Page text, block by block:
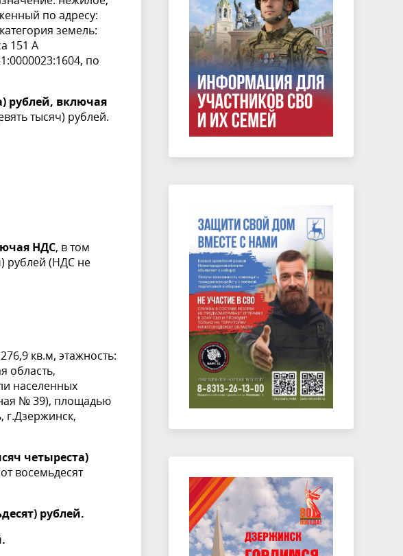
по адресу:
земель:
151 А
по
рублей, включая
тысяч) рублей.
НДС, в том
рублей (НДС не
кв.м, этажность:
область,
населенных
№ 39), площадью
г.Дзержинск,
четыреста)
восемьдесят
рублей.